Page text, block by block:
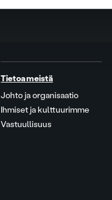
Tietoa meistä
Johto ja organisaatio
Ihmiset ja kulttuurimme
Vastuullisuus